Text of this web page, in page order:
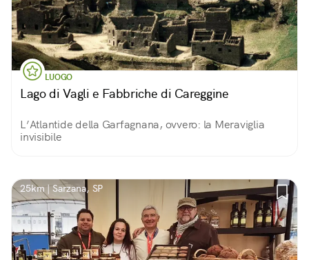
LUOGO
Lago di Vagli e Fabbriche di Careggine
L’Atlantide della Garfagnana, ovvero: la Meraviglia
invisibile
25km | Sarzana, SP